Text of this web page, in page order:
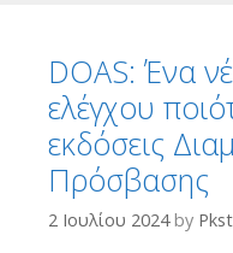
DOAS: Ένα
ελέγχου
εκδόσεις
Πρόσβασης
2 Ιουλίου 2024 by Pkst